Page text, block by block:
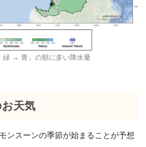
緑 → 青」の順に多い降水量
天気
ンスーンの季節が始まることが予想